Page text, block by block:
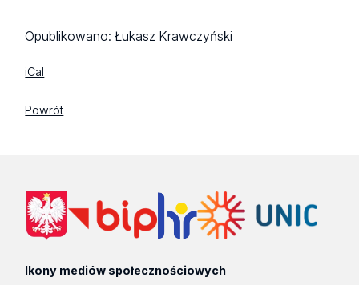
Opublikowano:Łukasz Krawczyński
iCal
Powrót
Ikony mediów społecznościowych